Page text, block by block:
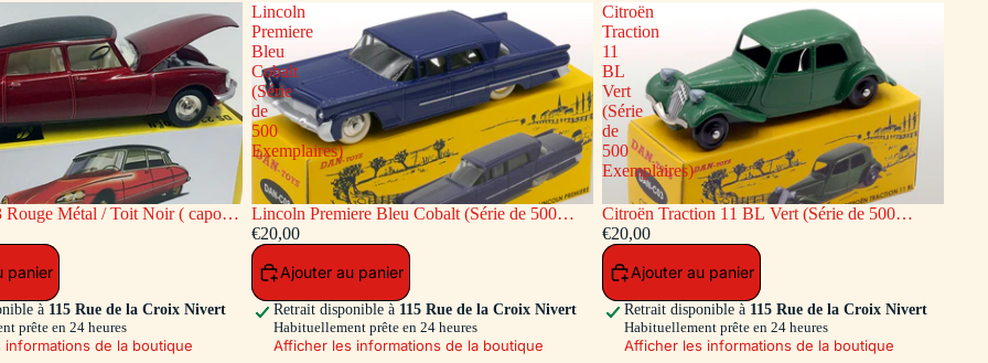
Rouge Métal / Toit Noir ( capot
ouvrants)
panier
à 115 Rue de la Croix Nivert
prête en 24 heures
de la boutique
Lincoln
Premiere
Bleu
Cobalt
(Série
de
500
Exemplaires)
Lincoln Premiere Bleu Cobalt (Série de 500
Exemplaires)
€20,00
Ajouter au panier
Retrait disponible à 115 Rue de la Croix Nivert
Habituellement prête en 24 heures
Afficher les informations de la boutique
Citroën
Traction
11
BL
Vert
(Série
de
500
Exemplaires)
Citroën Traction 11 BL Vert (Série de 500
Exemplaires)
€20,00
Ajouter au panier
Retrait disponible à 115 Rue de la Croix Nivert
Habituellement prête en 24 heures
Afficher les informations de la boutique